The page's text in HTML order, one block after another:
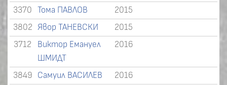
3370 Тома ПАВЛОВ
2015
3802
Явор ТАНЕВСКИ
2015
3712
Виктор Емануел
ШМИДТ
2016
3849 Самуил ВАСИЛЕВ
2016